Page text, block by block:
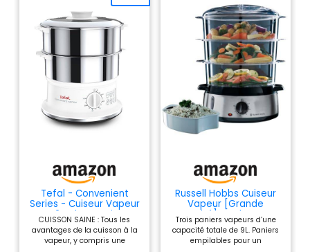
Tefal - Convenient
Series - Cuiseur Vapeur
- 2 Bols en Acier
Inoxydable
CUISSON SAINE : Tous les
avantages de la cuisson à la
vapeur, y compris une
Russell Hobbs Cuiseur
Vapeur [Grande
capacité] Cook@Home
(800W, 9 L, 3 niveaux, 1
panier cuiseur de riz + 6
supports à œufs incl.,
Trois paniers vapeurs d’une
capacité totale de 9L. Paniers
empilables pour un